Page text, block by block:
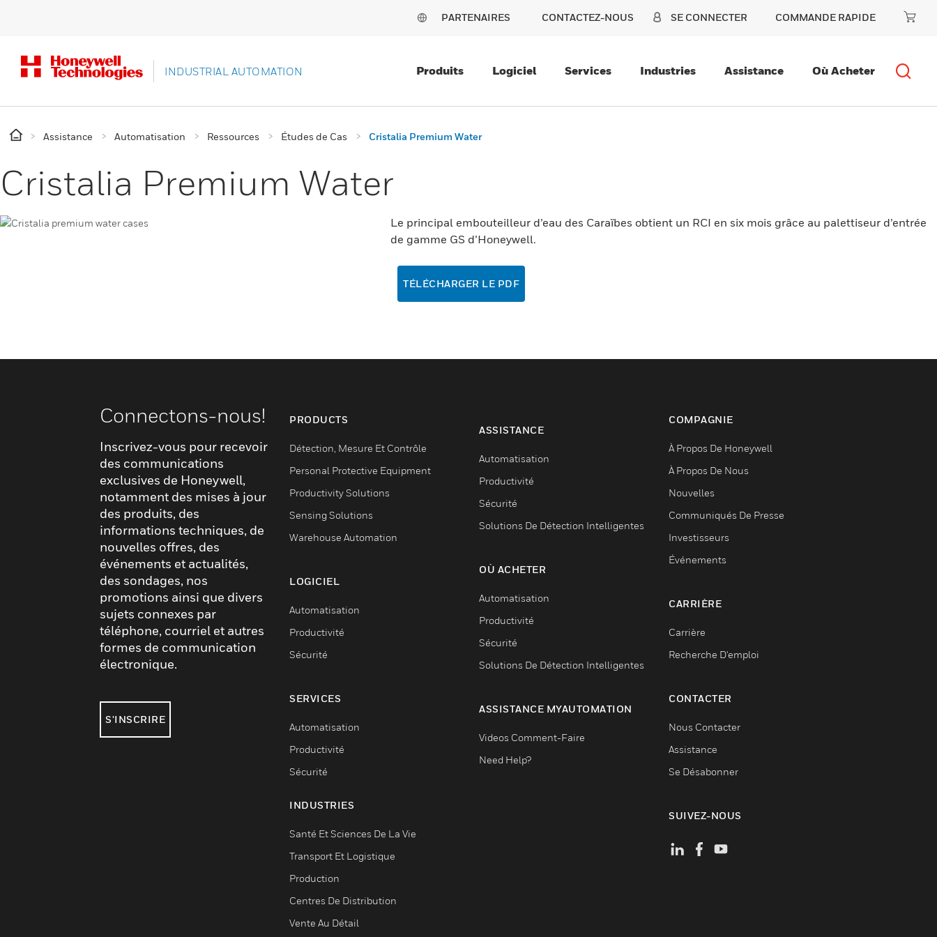
PARTENAIRES CONTACTEZ-NOUS SE CONNECTER COMMANDE RAPIDE
INDUSTRIAL AUTOMATION Produits Logiciel Services Industries Assistance Où Acheter
Assistance Automatisation Ressources Études de Cas Cristalia Premium Water
Cristalia Premium Water
Le principal embouteilleur d’eau des Caraïbes obtient un RCI en six mois grâce au palettiseur d’entrée
de gamme GS d’Honeywell.
TÉLÉCHARGER LE PDF
Connectons-nous!
Inscrivez-vous pour recevoir
des communications
exclusives de Honeywell,
notamment des mises à jour
des produits, des
informations techniques, de
nouvelles offres, des
événements et actualités,
des sondages, nos
promotions ainsi que divers
sujets connexes par
téléphone, courriel et autres
formes de communication
électronique.
S'INSCRIRE
PRODUCTS
Détection, Mesure Et Contrôle
Personal Protective Equipment
Productivity Solutions
Sensing Solutions
Warehouse Automation
LOGICIEL
Automatisation
Productivité
Sécurité
SERVICES
Automatisation
Productivité
Sécurité
INDUSTRIES
Santé Et Sciences De La Vie
Transport Et Logistique
Production
Centres De Distribution
Vente Au Détail
ASSISTANCE
Automatisation
Productivité
Sécurité
Solutions De Détection Intelligentes
OÙ ACHETER
Automatisation
Productivité
Sécurité
Solutions De Détection Intelligentes
ASSISTANCE MYAUTOMATION
Videos Comment-Faire
Need Help?
COMPAGNIE
À Propos De Honeywell
À Propos De Nous
Nouvelles
Communiqués De Presse
Investisseurs
Événements
CARRIÈRE
Carrière
Recherche D'emploi
CONTACTER
Nous Contacter
Assistance
Se Désabonner
SUIVEZ-NOUS